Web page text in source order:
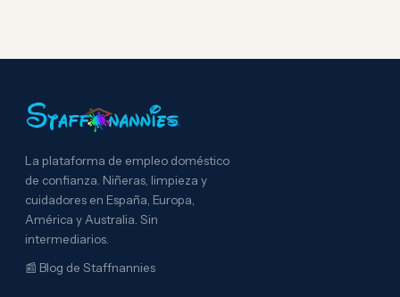
La plataforma de empleo doméstico
de confianza. Niñeras, limpieza y
cuidadores en España, Europa,
América y Australia. Sin
intermediarios.
📰 Blog de Staffnannies